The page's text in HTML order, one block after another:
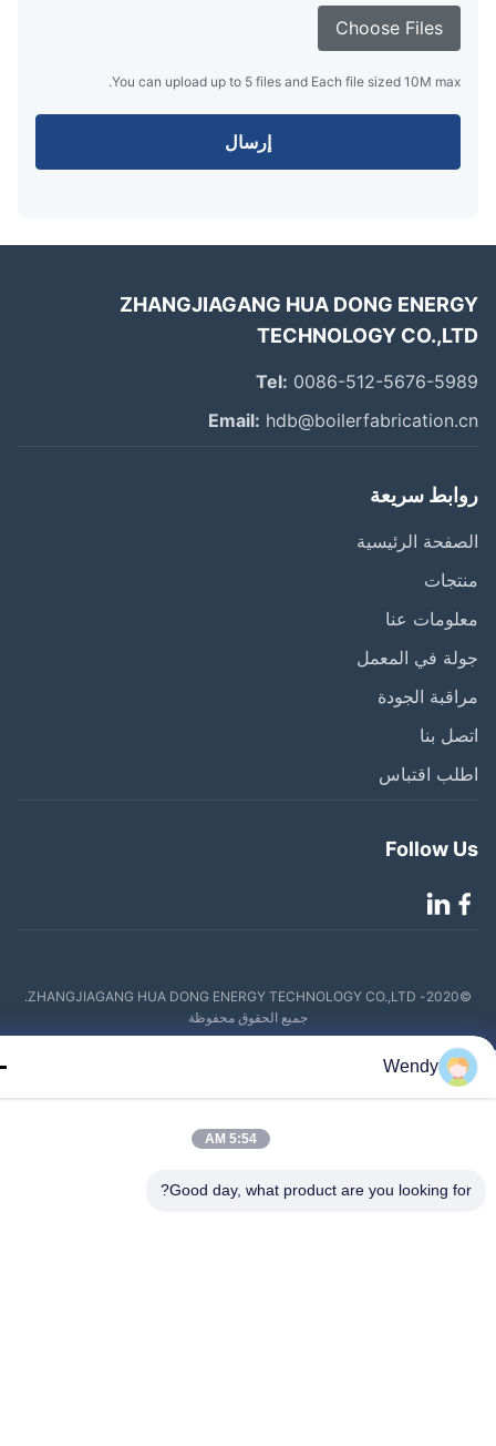
Choose Files
You can upload up to 5 files and Each file sized 10M max.
إرسال
ZHANGJIAGANG HUA DONG
TECHNOLOGY
Tel:0086-512-5676-
Email:
سريعة
الرئيسية
عنا
في المعمل
الجودة
بنا
اقتباس
Follow
©2020- ZHANGJIAGANG HUA DONG ENERGY TECHNOLOGY CO.,LTD.
جميع الحقوق محفوظة
Wendy
5:54 AM
Good day, what product are you looking